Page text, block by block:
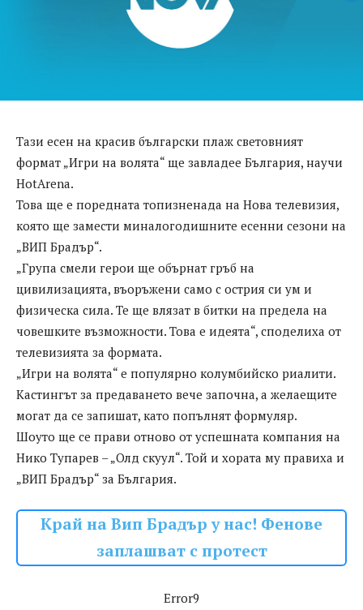
Тази есен на красив български плаж световният
формат „Игри на волята“ ще завладее България, научи
HotArena.
Това ще е поредната топизненада на Нова телевизия,
която ще замести миналогодишните есенни сезони на
„ВИП Брадър“.
„Група смели герои ще обърнат гръб на
цивилизацията, въоръжени само с острия си ум и
физическа сила. Те ще влязат в битки на предела на
човешките възможности. Това е идеята“, споделиха от
телевизията за формата.
„Игри на волята“ е популярно колумбийско риалити.
Кастингът за предаването вече започна, а желаещите
могат да се запишат, като попълнят формуляр.
Шоуто ще се прави отново от успешната компания на
Нико Тупарев – „Олд скуул“. Той и хората му правиха и
„ВИП Брадър“ за България.
Край на Вип Брадър у нас! Фенове
заплашват с протест
Error9